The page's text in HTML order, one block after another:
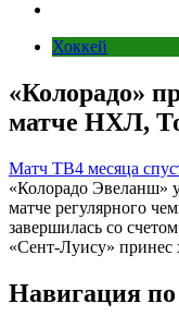
Хоккей
«Колорадо»
матче НХЛ,
Матч ТВ4 месяца
«Колорадо Эвеланш»
матче регулярного
завершилась со
«Сент‑Луису» принес
Навигация